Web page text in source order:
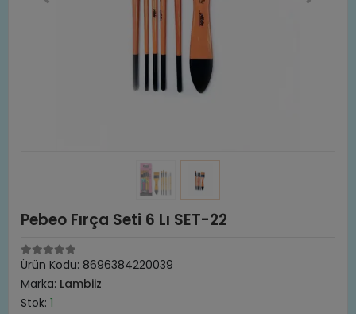
Pebeo Fırça Seti 6 Lı SET-22
Ürün Kodu: 8696384220039
Marka: Lambiiz
Stok: 1